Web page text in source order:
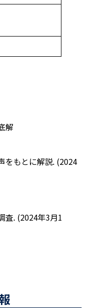
解
をもとに解説. (2024
査. (2024年3月1